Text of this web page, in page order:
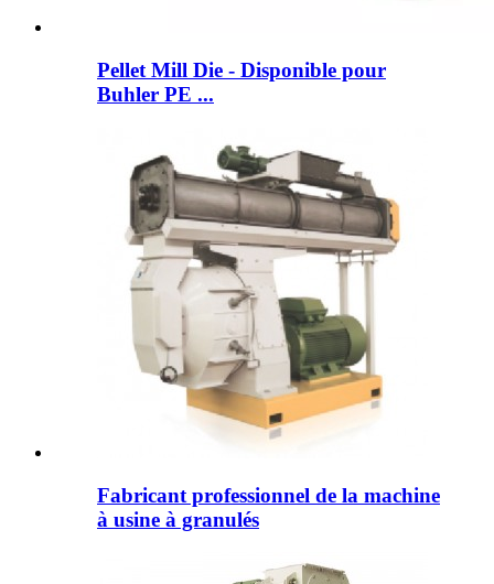
Pellet Mill Die - Disponible pour
Buhler PE ...
Fabricant professionnel de la machine
à usine à granulés